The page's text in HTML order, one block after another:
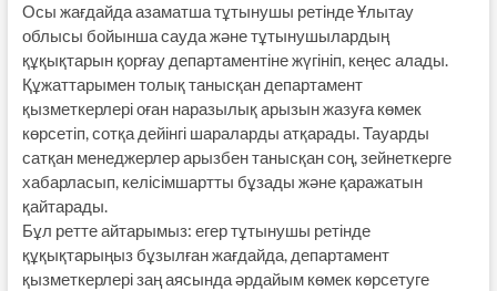
Осы жағдайда азаматша тұтынушы ретінде Ұлытау
облысы бойынша сауда және тұтынушылардың
құқықтарын қорғау департаментіне жүгініп, кеңес алады.
Құжаттарымен толық танысқан департамент
қызметкерлері оған наразылық арызын жазуға көмек
көрсетіп, сотқа дейінгі шараларды атқарады. Тауарды
сатқан менеджерлер арызбен танысқан соң, зейнеткерге
хабарласып, келісімшартты бұзады және қаражатын
қайтарады.
Бұл ретте айтарымыз: егер тұтынушы ретінде
құқықтарыңыз бұзылған жағдайда, департамент
қызметкерлері заң аясында әрдайым көмек көрсетуге